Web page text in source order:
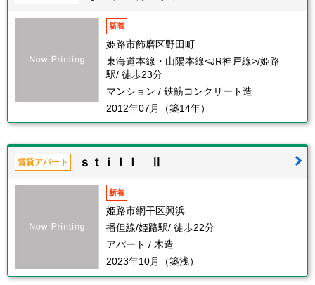
新着
姫路市飾磨区野田町
東海道本線・山陽本線<JR神戸線>/姫路
駅/ 徒歩23分
マンション / 鉄筋コンクリート造
2012年07月（築14年）
賃貸アパート ｓｔｉｌｌ Ⅱ
新着
姫路市網干区興浜
播但線/姫路駅/ 徒歩22分
アパート / 木造
2023年10月（築浅）